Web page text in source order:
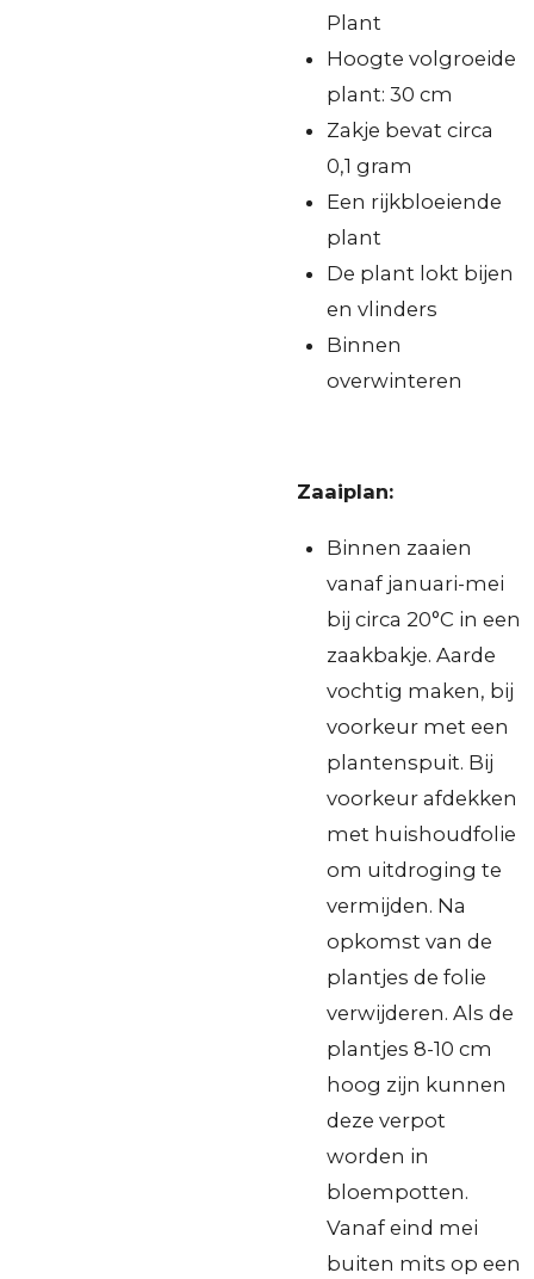
Plant
Hoogte volgroeide
plant: 30 cm
Zakje bevat circa
0,1 gram
Een rijkbloeiende
plant
De plant lokt bijen
en vlinders
Binnen
overwinteren
Zaaiplan:
Binnen zaaien
vanaf januari-mei
bij circa 20°C in een
zaakbakje. Aarde
vochtig maken, bij
voorkeur met een
plantenspuit. Bij
voorkeur afdekken
met huishoudfolie
om uitdroging te
vermijden. Na
opkomst van de
plantjes de folie
verwijderen. Als de
plantjes 8-10 cm
hoog zijn kunnen
deze verpot
worden in
bloempotten.
Vanaf eind mei
buiten mits op een